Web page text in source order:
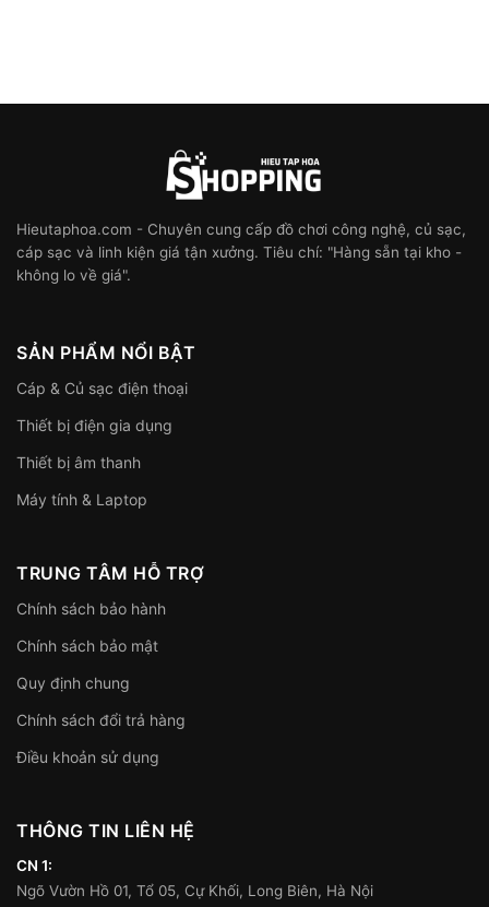
Hieutaphoa.com - Chuyên cung cấp đồ chơi công nghệ, củ sạc,
cáp sạc và linh kiện giá tận xưởng. Tiêu chí: "Hàng sẵn tại kho -
không lo về giá".
SẢN PHẨM NỔI BẬT
Cáp & Củ sạc điện thoại
Thiết bị điện gia dụng
Thiết bị âm thanh
Máy tính & Laptop
TRUNG TÂM HỖ TRỢ
Chính sách bảo hành
Chính sách bảo mật
Quy định chung
Chính sách đổi trả hàng
Điều khoản sử dụng
THÔNG TIN LIÊN HỆ
CN 1:
Ngõ Vườn Hồ 01, Tổ 05, Cự Khối, Long Biên, Hà Nội